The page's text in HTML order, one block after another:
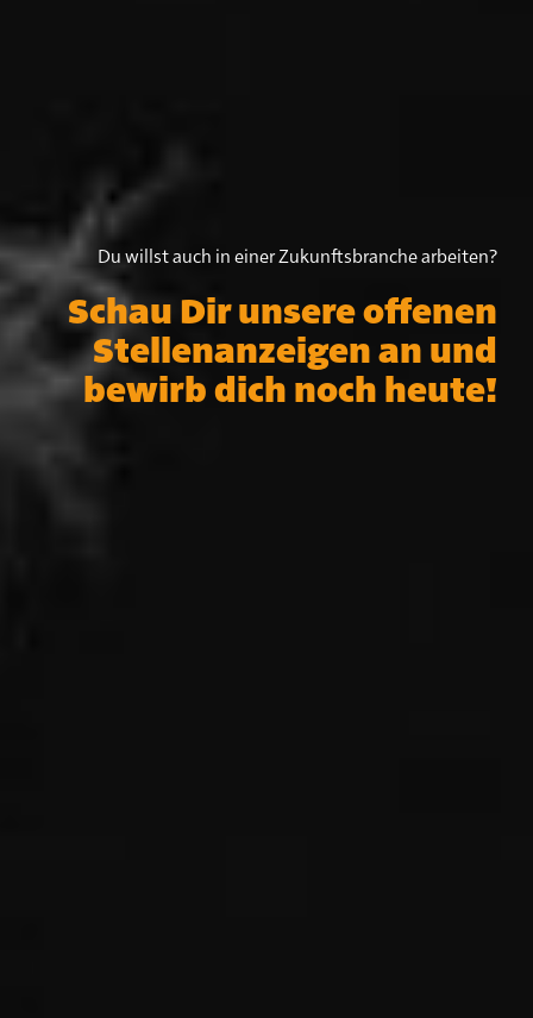
Du willst auch in einer Zukunftsbranche arbeiten?
Schau Dir unsere offenen
Stellenanzeigen an und
bewirb dich noch heute!